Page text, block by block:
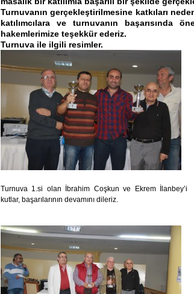
KURULU SONUCU ORGANLAR
ŞU ŞEKİLDE OLUŞMUŞTUR.
GENEL
Turnuvanın gerçekleştirilmesine katkıları
katılımcılara ve turnuvanın
hakemlerimize teşekkür ederiz.
Turnuva ile ilgili resimler.
Turnuva 1.si olan İbrahim Coşkun ve Ekrem İlanbey’i
kutlar, başarılarının devamını dileriz.